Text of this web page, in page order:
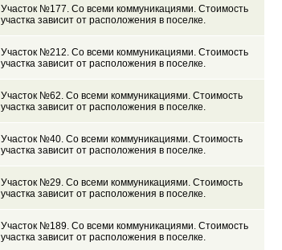
Участок №177. Со всеми коммуникациями. Стоимость
участка зависит от расположения в поселке.
Участок №212. Со всеми коммуникациями. Стоимость
участка зависит от расположения в поселке.
Участок №62. Со всеми коммуникациями. Стоимость
участка зависит от расположения в поселке.
Участок №40. Со всеми коммуникациями. Стоимость
участка зависит от расположения в поселке.
Участок №29. Со всеми коммуникациями. Стоимость
участка зависит от расположения в поселке.
Участок №189. Со всеми коммуникациями. Стоимость
участка зависит от расположения в поселке.